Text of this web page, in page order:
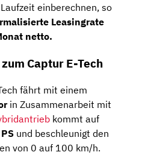
einberechnen, so
Leasingrate
netto.
Captur E-Tech
fährt mit einem
in Zusammenarbeit mit
kommt auf
und beschleunigt den
von 0 auf 100 km/h.